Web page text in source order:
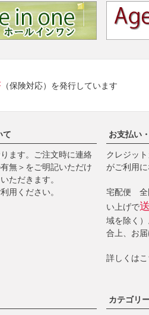
（保険対応）を発行しています
て
ます。ご注文時に連絡
無＞をご明記いただけ
ただきます。
用ください。
お支払い
クレジッ
がご利用
宅配便 全
い上げで
域を除く
合上、お
詳しくは
カテゴリ